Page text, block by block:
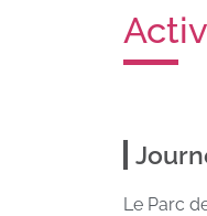
Le Parc